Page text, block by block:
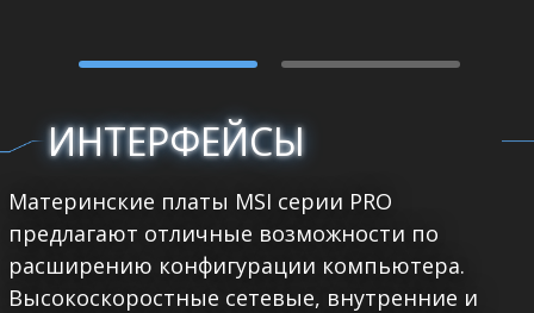
ИНТЕРФЕЙСЫ
Материнские платы MSI серии PRO
предлагают отличные возможности по
расширению конфигурации компьютера.
Высокоскоростные сетевые, внутренние и